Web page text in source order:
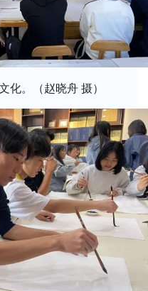
化。（赵晓舟 摄）